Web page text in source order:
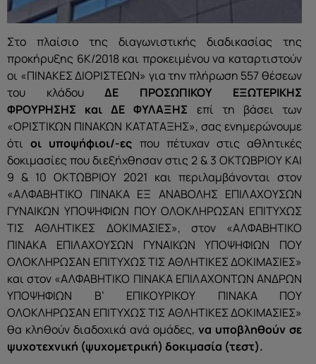
Στο πλαίσιο της διαγωνιστικής διαδικασίας της
προκήρυξης 6Κ/2018 και προκειμένου να καταρτιστούν
οι «ΠΙΝΑΚΕΣ ΔΙΟΡΙΣΤΕΩΝ» για την πλήρωση 557 θέσεων
του κλάδου ΔΕ ΠΡΟΣΩΠΙΚΟΥ ΕΞΩΤΕΡΙΚΗΣ
ΦΡΟΥΡΗΣΗΣ και ΔΕ ΦΥΛΑΞΗΣ επί τη βάσει των
«ΟΡΙΣΤΙΚΩΝ ΠΙΝΑΚΩΝ ΚΑΤΑΤΑΞΗΣ», σας ενημερώνουμε
ότιοι υποψήφιοι/-ες που πέτυχαν στις αθλητικές
δοκιμασίες που διεξήχθησαν στις 2 & 3 ΟΚΤΩΒΡΙΟΥ ΚΑΙ
9 & 10 ΟΚΤΩΒΡΙΟΥ 2021 και περιλαμβάνονται στον
«ΑΛΦΑΒΗΤΙΚΟ ΠΙΝΑΚΑ ΕΞ ΑΝΑΒΟΛΗΣ ΕΠΙΛΑΧΟΥΣΩΝ
ΓΥΝΑΙΚΩΝ ΥΠΟΨΗΦΙΩΝ ΠΟΥ ΟΛΟΚΛΗΡΩΣΑΝ ΕΠΙΤΥΧΩΣ
ΤΙΣ ΑΘΛΗΤΙΚΕΣ ΔΟΚΙΜΑΣΙΕΣ», στον «ΑΛΦΑΒΗΤΙΚΟ
ΠΙΝΑΚΑ ΕΠΙΛΑΧΟΥΣΩΝ ΓΥΝΑΙΚΩΝ ΥΠΟΨΗΦΙΩΝ ΠΟΥ
ΟΛΟΚΛΗΡΩΣΑΝ ΕΠΙΤΥΧΩΣ ΤΙΣ ΑΘΛΗΤΙΚΕΣ ΔΟΚΙΜΑΣΙΕΣ»
και στον «ΑΛΦΑΒΗΤΙΚΟ ΠΙΝΑΚΑ ΕΠΙΛΑΧΟΝΤΩΝ ΑΝΔΡΩΝ
ΥΠΟΨΗΦΙΩΝ Β’ ΕΠΙΚΟΥΡΙΚΟΥ ΠΙΝΑΚΑ ΠΟΥ
ΟΛΟΚΛΗΡΩΣΑΝ ΕΠΙΤΥΧΩΣ ΤΙΣ ΑΘΛΗΤΙΚΕΣ ΔΟΚΙΜΑΣΙΕΣ»
θα κληθούν διαδοχικά ανά ομάδες, να υποβληθούν σε
ψυχοτεχνική (ψυχομετρική) δοκιμασία (τεστ).